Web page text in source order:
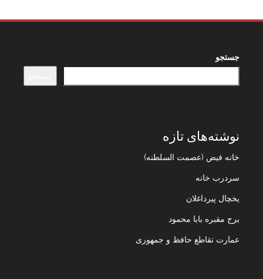
جستجو
نوشته‌های تازه
خانه فیض (عصمت السلطنه)
سردرب خانه
یخچال پیرداغلان
برج مقبره بابا محمود
عمارت تقاطع حافظ و جمهوری